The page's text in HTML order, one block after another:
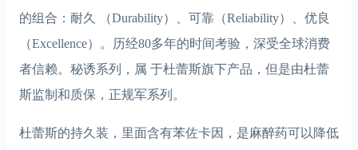
的组合：耐久 （Durability）、可靠（Reliability）、优良
（Excellence）。历经80多年的时间考验，深受全球消费
者信赖。秘诱系列，属 于杜蕾斯旗下产品，但是由杜蕾
斯监制和质保，正规军系列。
杜蕾斯的持久装，里面含有苯佐卡因，是麻醉药可以降低